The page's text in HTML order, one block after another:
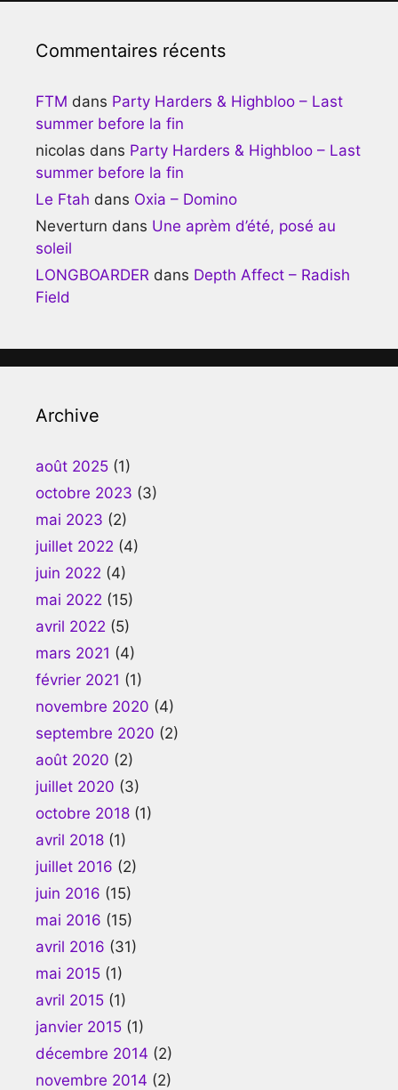
Commentaires récents
FTM dans Party Harders & Highbloo – Last
summer before la fin
nicolas dans Party Harders & Highbloo – Last
summer before la fin
Le Ftah dans Oxia – Domino
Neverturn dans Une aprèm d’été, posé au
soleil
LONGBOARDER dans Depth Affect – Radish
Field
Archive
août 2025 (1)
octobre 2023 (3)
mai 2023 (2)
juillet 2022 (4)
juin 2022 (4)
mai 2022 (15)
avril 2022 (5)
mars 2021 (4)
février 2021 (1)
novembre 2020 (4)
septembre 2020 (2)
août 2020 (2)
juillet 2020 (3)
octobre 2018 (1)
avril 2018 (1)
juillet 2016 (2)
juin 2016 (15)
mai 2016 (15)
avril 2016 (31)
mai 2015 (1)
avril 2015 (1)
janvier 2015 (1)
décembre 2014 (2)
novembre 2014 (2)